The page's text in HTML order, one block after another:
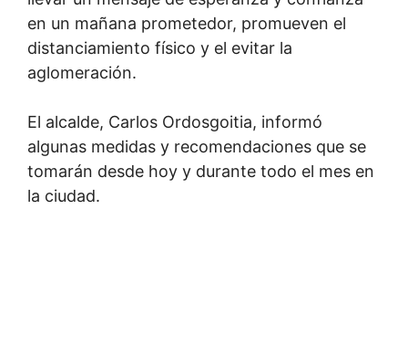
en un mañana prometedor, promueven el
distanciamiento físico y el evitar la
aglomeración.
El alcalde, Carlos Ordosgoitia, informó
algunas medidas y recomendaciones que se
tomarán desde hoy y durante todo el mes en
la ciudad.